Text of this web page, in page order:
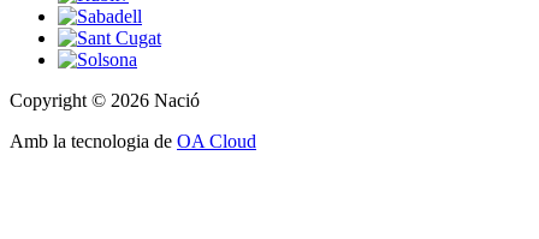
Copyright © 2026 Nació
Amb la tecnologia de OA Cloud